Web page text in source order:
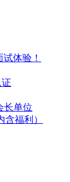
体验！
长单位
福利）